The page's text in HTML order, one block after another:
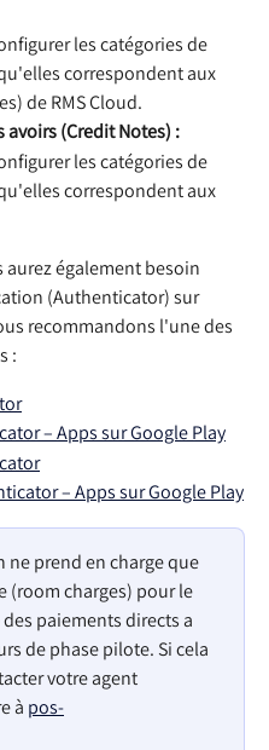
les catégories de
correspondent aux
de RMS Cloud.
(Credit Notes) :
les catégories de
correspondent aux
aurez également besoin
(Authenticator) sur
recommandons l'une des
:
– Apps sur Google Play
– Apps sur Google Play
ne prend en charge que
(room charges) pour le
paiements directs a
de phase pilote. Si cela
votre agent
à pos-